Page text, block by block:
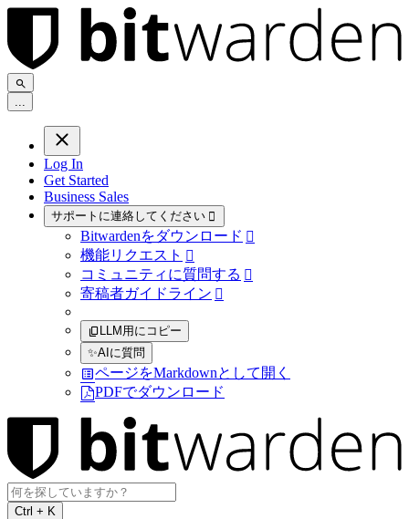
...
Log In
Get Started
Business Sales
サポートに連絡してください 
Bitwardenをダウンロード 
機能リクエスト 
コミュニティに質問する 
寄稿者ガイドライン 
LLM用にコピー
✨AIに質問
ページをMarkdownとして開く
PDFでダウンロード
Ctrl + K